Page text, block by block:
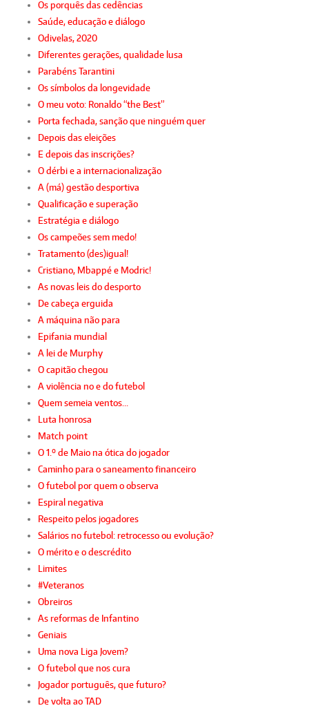
Os porquês das cedências
Saúde, educação e diálogo
Odivelas, 2020
Diferentes gerações, qualidade lusa
Parabéns Tarantini
Os símbolos da longevidade
O meu voto: Ronaldo “the Best”
Porta fechada, sanção que ninguém quer
Depois das eleições
E depois das inscrições?
O dérbi e a internacionalização
A (má) gestão desportiva
Qualificação e superação
Estratégia e diálogo
Os campeões sem medo!
Tratamento (des)igual!
Cristiano, Mbappé e Modric!
As novas leis do desporto
De cabeça erguida
A máquina não para
Epifania mundial
A lei de Murphy
O capitão chegou
A violência no e do futebol
Quem semeia ventos…
Luta honrosa
Match point
O 1.º de Maio na ótica do jogador
Caminho para o saneamento financeiro
O futebol por quem o observa
Espiral negativa
Respeito pelos jogadores
Salários no futebol: retrocesso ou evolução?
O mérito e o descrédito
Limites
#Veteranos
Obreiros
As reformas de Infantino
Geniais
Uma nova Liga Jovem?
O futebol que nos cura
Jogador português, que futuro?
De volta ao TAD